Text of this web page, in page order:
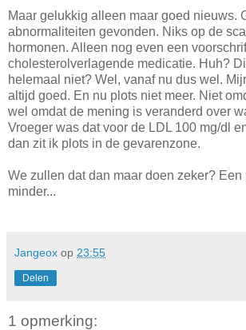
Maar gelukkig alleen maar goed nieuws.
abnormaliteiten gevonden. Niks op de
hormonen. Alleen nog even een
cholesterolverlagende medicatie. Huh?
helemaal niet? Wel, vanaf nu dus wel.
altijd goed. En nu plots niet meer. Niet
wel omdat de mening is veranderd over
Vroeger was dat voor de LDL 100 mg/dl
dan zit ik plots in de gevarenzone.
We zullen dat dan maar doen zeker?
minder...
Jangeox op 23:55
Delen
1 opmerking: